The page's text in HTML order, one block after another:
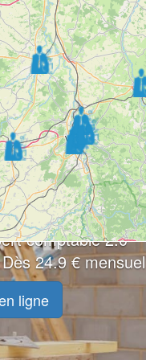
comptable 2.0
24.9 € mensuel
ligne